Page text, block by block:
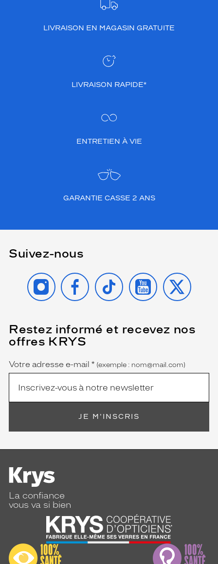
LIVRAISON EN MAGASIN GRATUITE
LIVRAISON RAPIDE*
ENTRETIEN À VIE
GARANTIE CASSE 2 ANS
Suivez-nous
INSTAGRAMFACEBOOK
TIKTOK YOUTUBE
X
Restez informé et recevez nos
offres KRYS
Name
Votre adresse e-mail *
(Ce
champ
est
(exemple : nom@mail.com)
JE M'INSCRIS
La confiance
vous va si bien